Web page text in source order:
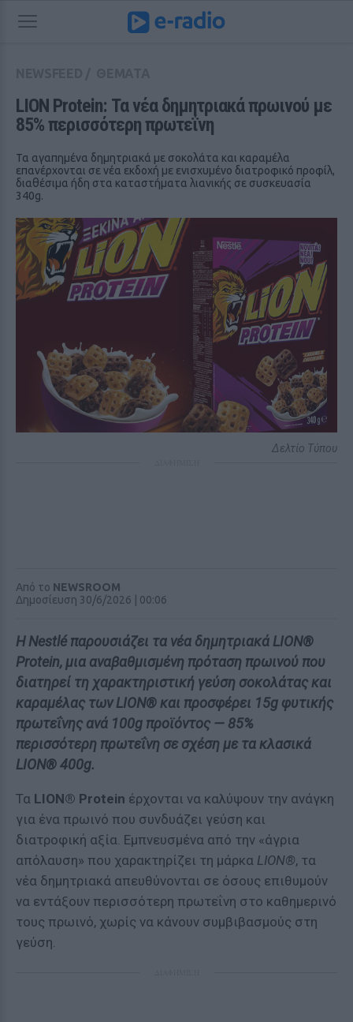
LION Protein: Τα νέα δημητριακά πρωινού με
85% περισσότερη πρωτεΐνη
Τα αγαπημένα δημητριακά με σοκολάτα και καραμέλα
επανέρχονται σε νέα εκδοχή με ενισχυμένο διατροφικό προφίλ,
διαθέσιμα ήδη στα καταστήματα λιανικής σε συσκευασία
340g.
Δελτίο Τύπου
Από το NEWSROOM
Δημοσίευση 30/6/2026 | 00:06
Η Nestlé παρουσιάζει τα νέα δημητριακά LION®
Protein, μια αναβαθμισμένη πρόταση πρωινού που
διατηρεί τη χαρακτηριστική γεύση σοκολάτας και
καραμέλας των LION® και προσφέρει 15g φυτικής
πρωτεΐνης ανά 100g προϊόντος — 85%
περισσότερη πρωτεΐνη σε σχέση με τα κλασικά
LION® 400g.
Τα LION® Protein έρχονται να καλύψουν την ανάγκη
για ένα πρωινό που συνδυάζει γεύση και
διατροφική αξία. Εμπνευσμένα από την «άγρια
απόλαυση» που χαρακτηρίζει τη μάρκα LION®, τα
νέα δημητριακά απευθύνονται σε όσους επιθυμούν
να εντάξουν περισσότερη πρωτεΐνη στο καθημερινό
τους πρωινό, χωρίς να κάνουν συμβιβασμούς στη
γεύση.